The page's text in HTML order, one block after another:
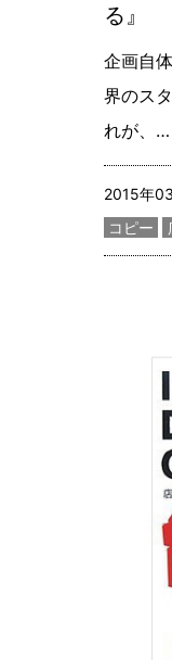
る』
企画自
界のス
れが、…
記事更新
2015年
カテゴリ
コピー